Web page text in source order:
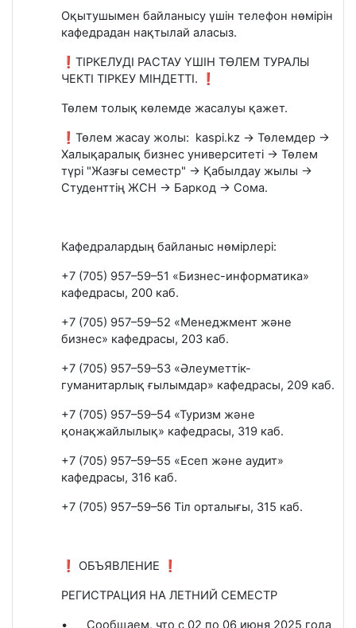
Оқытушымен байланысу үшін телефон нөмірін
кафедрадан нақтылай аласыз.
❗ТІРКЕЛУДІ РАСТАУ ҮШІН ТӨЛЕМ ТУРАЛЫ
ЧЕКТІ ТІРКЕУ МІНДЕТТІ. ❗
Төлем толық көлемде жасалуы қажет.
❗Төлем жасау жолы: kaspi.kz → Төлемдер →
Халықаралық бизнес университеті → Төлем
түрі "Жазғы семестр" → Қабылдау жылы →
Студенттің ЖСН → Баркод → Сома.
Кафедралардың байланыс нөмірлері:
+7 (705) 957–59–51 «Бизнес-информатика»
кафедрасы, 200 каб.
+7 (705) 957–59–52 «Менеджмент және
бизнес» кафедрасы, 203 каб.
+7 (705) 957–59–53 «Әлеуметтік-
гуманитарлық ғылымдар» кафедрасы, 209 каб.
+7 (705) 957–59–54 «Туризм және
қонақжайлылық» кафедрасы, 319 каб.
+7 (705) 957–59–55 «Есеп және аудит»
кафедрасы, 316 каб.
+7 (705) 957–59–56 Тіл орталығы, 315 каб.
❗ ОБЪЯВЛЕНИЕ ❗
РЕГИСТРАЦИЯ НА ЛЕТНИЙ СЕМЕСТР
• Сообщаем, что с 02 по 06 июня 2025 года